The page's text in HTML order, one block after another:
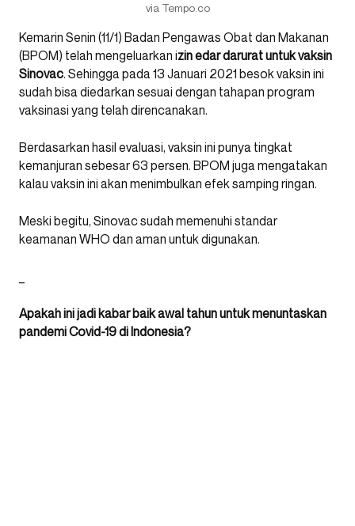
via Tempo.co
Kemarin Senin (11/1) Badan Pengawas Obat dan Makanan
(BPOM) telah mengeluarkan izin edar darurat untuk vaksin
Sinovac. Sehingga pada 13 Januari 2021 besok vaksin ini
sudah bisa diedarkan sesuai dengan tahapan program
vaksinasi yang telah direncanakan.
Berdasarkan hasil evaluasi, vaksin ini punya tingkat
kemanjuran sebesar 63 persen. BPOM juga mengatakan
kalau vaksin ini akan menimbulkan efek samping ringan.
Meski begitu, Sinovac sudah memenuhi standar
keamanan WHO dan aman untuk digunakan.
Apakah ini jadi kabar baik awal tahun untuk menuntaskan
pandemi Covid-19 di Indonesia?